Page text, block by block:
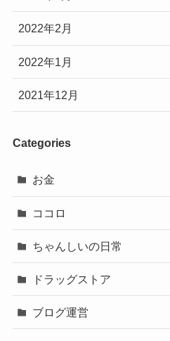
2022年2月
2022年1月
2021年12月
Categories
お金
ココロ
ちゃんしいの日常
ドラッグストア
ブログ運営